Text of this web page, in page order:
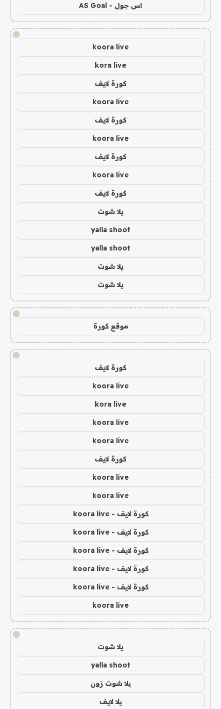
اس جول - AS Goal
!
koora live
kora live
كورة لايف
koora live
كورة لايف
koora live
كورة لايف
koora live
كورة لايف
يلا شوت
yalla shoot
yalla shoot
يلا شوت
يلا شوت
!
موقع كورة
!
كورة لايف
koora live
kora live
koora live
koora live
كورة لايف
koora live
koora live
كورة لايف - koora live
كورة لايف - koora live
كورة لايف - koora live
كورة لايف - koora live
كورة لايف - koora live
koora live
!
يلا شوت
yalla shoot
يلا شوت زون
يلا لايف